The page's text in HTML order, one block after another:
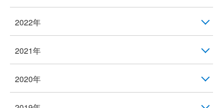
2022年
2021年
2020年